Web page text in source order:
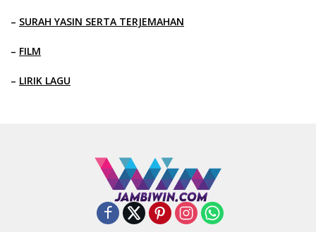
– SURAH YASIN SERTA TERJEMAHAN
– FILM
– LIRIK LAGU